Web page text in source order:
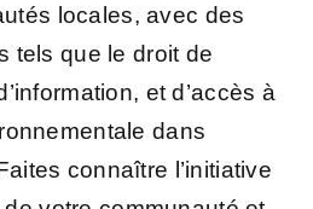
locales, avec des
tels que le droit de
et d’accès à
dans
connaître l’initiative